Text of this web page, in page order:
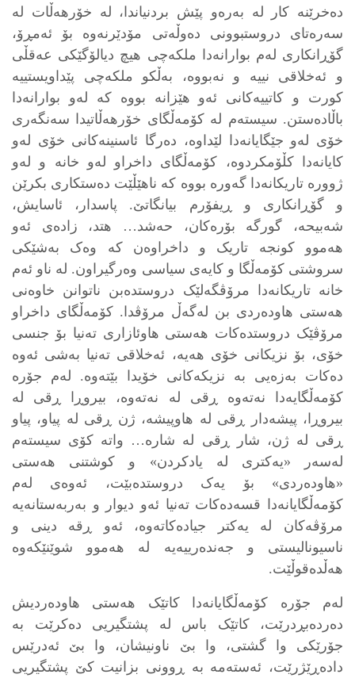
دەخرێنە کار لە بەرەو پێش بردنیاندا، لە خۆرهەڵات لە
سەرەتای دروستبوونی دەوڵەتی مۆدێرنەوە بۆ ئەمڕۆ،
گۆڕانکاری لەم بوارانەدا ملکەچی هیچ دیالۆگێکی عەقڵی
و ئەخلاقی نییە و نەبووە، بەڵکو ملکەچی پێداویستییە
کورت و کاتییەکانی ئەو هێزانە بووە کە لەو بوارانەدا
باڵادەستن. سیستەم لە کۆمەڵگای خۆرهەڵاتیدا سەنگەری
خۆی لەو جێگایانەدا لێداوە، دەرگا ئاسنینەکانی خۆی لەو
کایانەدا کڵۆمکردوە، کۆمەڵگای داخراو لەو خانە و لەو
ژوورە تاریکانەدا گەورە بووە کە ناهێڵێت دەستکاری بکرێن
و گۆڕانکاری و ڕیفۆرم بیانگاتێ. پاسدار، ئاسایش،
شەبیحە، گورگە بۆرەکان، حەشد… هتد، زادەی ئەو
هەموو کونجە تاریک و داخراوەن کە وەک بەشێکی
سروشتی کۆمەڵگا و کایەی سیاسی وەرگیراون. لە ناو ئەم
خانە تاریکانەدا مرۆڤگەلێک دروستدەبن ناتوانن خاوەنی
هەستی هاودەردی بن لەگەڵ مرۆڤدا. کۆمەڵگای داخراو
مرۆڤێک دروستدەکات هەستی هاوئازاری تەنیا بۆ جنسی
خۆی، بۆ نزیکانی خۆی هەیە، ئەخلاقی تەنیا بەشی ئەوە
دەکات بەزەیی بە نزیکەکانی خۆیدا بێتەوە. لەم جۆرە
کۆمەڵگایەدا نەتەوە ڕقی لە نەتەوە، بیروڕا ڕقی لە
بیروڕا، پیشەدار ڕقی لە هاوپیشە، ژن ڕقی لە پیاو، پیاو
ڕقی لە ژن، شار ڕقی لە شارە… واتە کۆی سیستەم
لەسەر «یه‌كتری له ‌یادکردن» و کوشتنی هەستی
«هاودەردی» بۆ یەک دروستدەبێت، ئەوەی لەم
کۆمەڵگایانەدا قسەدەکات تەنیا ئەو دیوار و بەربەستانەیە
مرۆڤەکان لە یەکتر جیادەکاتەوە، ئەو ڕقە دینی و
ناسیونالیستی و جەندەرییەیە لە هەموو شوێنێکەوە
هەڵدەقوڵێت.
لەم جۆرە کۆمەڵگایانەدا کاتێک هەستی هاودەردیش
دەردەبڕدرێت، کاتێک باس لە پشتگیریی دەکرێت بە
جۆرێکی وا گشتی، وا بێ ناونیشان، وا بێ ئەدرێس
دادەڕێژرێت، ئەستەمە بە ڕوونی بزانیت کێ پشتگیریی